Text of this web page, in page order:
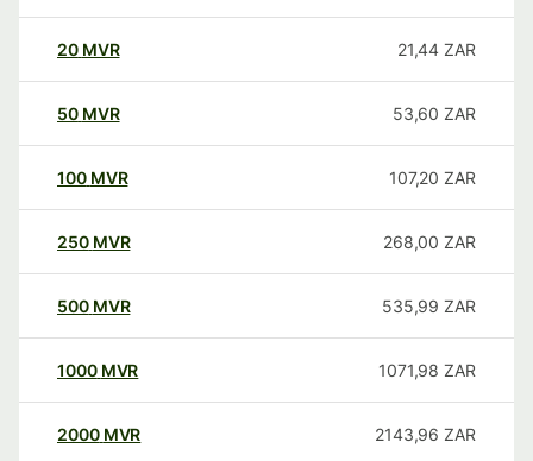
20 MVR 21,44 ZAR
50 MVR 53,60 ZAR
100 MVR 107,20 ZAR
250 MVR 268,00 ZAR
500 MVR 535,99 ZAR
1000 MVR 1071,98 ZAR
2000 MVR 2143,96 ZAR